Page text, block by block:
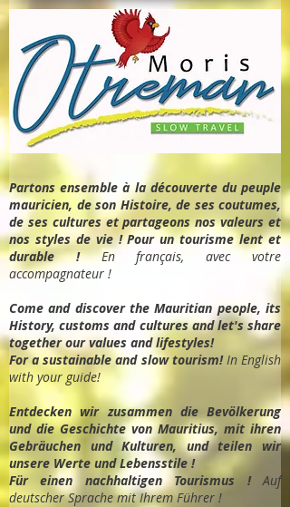
Partons ensemble à la découverte du peuple
mauricien, de son Histoire, de ses coutumes,
de ses cultures et partageons nos valeurs et
nos styles de vie ! Pour un tourisme lent et
durable !En français, avec votre
accompagnateur !
Come and discover the Mauritian people, its
History, customs and cultures and let's share
together our values and lifestyles!
For a sustainable and slow tourism!In English
with your guide!
Entdecken wir zusammen die Bevölkerung
und die Geschichte von Mauritius, mit ihren
Gebräuchen und Kulturen, und teilen wir
unsere Werte und Lebensstile !
Für einen nachhaltigen Tourismus !Auf
deutscher Sprache mit Ihrem Führer !